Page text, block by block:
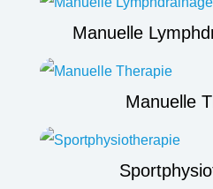
Manuelle
Manuelle